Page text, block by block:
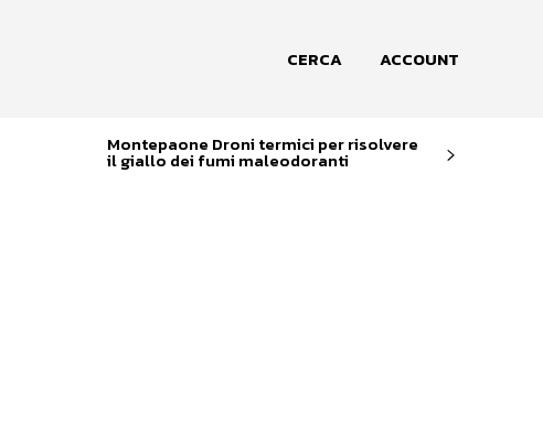
CERCA ACCOUNT
Montepaone Droni termici per risolvere
il giallo dei fumi maleodoranti